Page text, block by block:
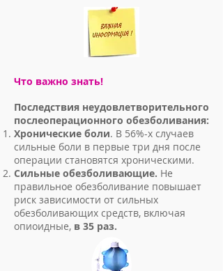
Что важно знать!
Последствия неудовлетворительного
послеоперационного обезболивания:
Хронические боли. В 56%-х случаев
сильные боли в первые три дня после
операции становятся хроническими.
Сильные обезболивающие. Не
правильное обезболивание повышает
риск зависимости от сильных
обезболивающих средств, включая
опиоидные, в 35 раз.